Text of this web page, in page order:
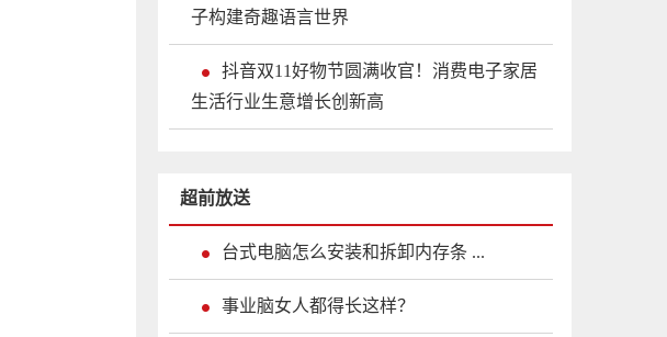
子构建奇趣语言世界
抖音双11好物节圆满收官！消费电子家居
生活行业生意增长创新高
超前放送
台式电脑怎么安装和拆卸内存条 ...
事业脑女人都得长这样？